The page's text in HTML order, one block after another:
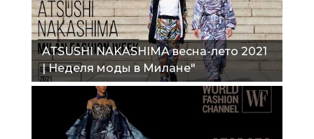
ATSUSHI NAKASHIMA весна-лето 2021
| Неделя моды в Милане"